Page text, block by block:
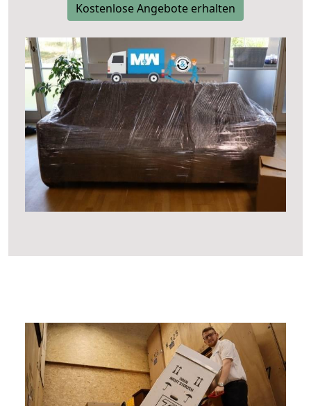
Kostenlose Angebote erhalten